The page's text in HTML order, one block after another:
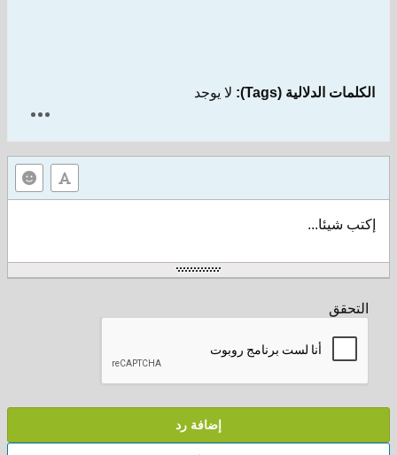
الكلمات الدلالية (Tags): لا يوجد
إكتب شيئا...
التحقق
إضافة رد